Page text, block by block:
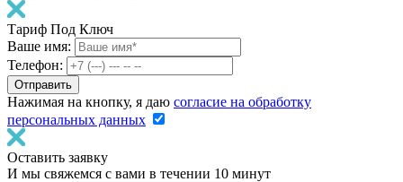
Тариф Под Ключ
Ваше имя:
Телефон:
Нажимая на кнопку, я даю согласие на обработку
персональных данных
Оставить заявку
И мы свяжемся с вами в течении 10 минут